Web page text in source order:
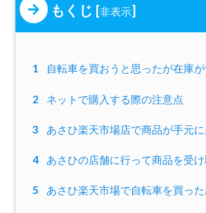
もくじ [非表示]
1 自転車を買おうと思ったが在庫
2 ネットで購入する際の注意点
3 あさひ楽天市場店で商品が手元
4 あさひの店舗に行って商品を受
5 あさひ楽天市場で自転車を買っ